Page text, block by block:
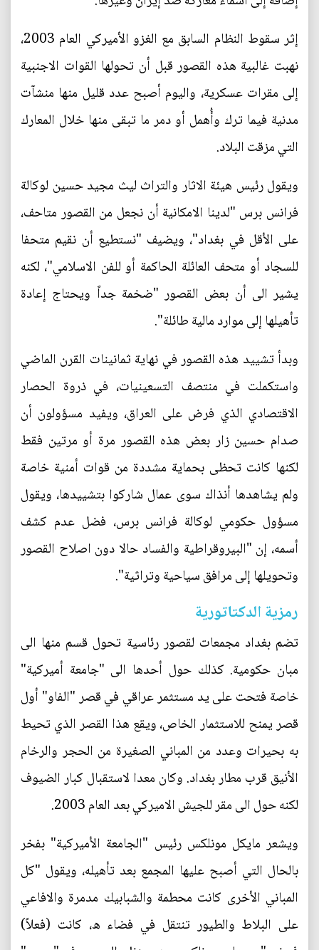
إثر سقوط النظام السابق مع الغزو الأميركي العام 2003،
نهبت غالبية هذه القصور قبل أن تحولها القوات الاجنبية
إلى مقرات عسكرية، واليوم أصبح عدد قليل منها منشآت
مدنية فيما ترك وأُهمل أو دمر ما تبقى منها خلال المعارك
التي مزقت البلاد.
ويقول رئيس هيئة الاثار والتراث ليث مجيد حسين لوكالة
فرانس برس "لدينا الامكانية أن نجعل من القصور متاحف،
على الأقل في بغداد"، ويضيف "نستطيع أن نقيم متحفا
للسجاد أو متحف العائلة الحاكمة أو للفن الاسلامي"، لكنه
يشير الى أن بعض القصور "ضخمة جداً ويحتاج إعادة
تأهيلها إلى موارد مالية طائلة".
وبدأ تشييد هذه القصور في نهاية ثمانينات القرن الماضي
واستكملت في منتصف التسعينيات، في ذروة الحصار
الاقتصادي الذي فرض على العراق، ويفيد مسؤولون أن
صدام حسين زار بعض هذه القصور مرة أو مرتين فقط
لكنها كانت تحظى بحماية مشددة من قوات أمنية خاصة
ولم يشاهدها أنذاك سوى عمال شاركوا بتشييدها، ويقول
مسؤول حكومي لوكالة فرانس برس، فضل عدم كشف
أسمه، إن "البيروقراطية والفساد حالا دون اصلاح القصور
وتحويلها إلى مرافق سياحية وتراثية".
رمزية الدكتاتورية
تضم بغداد مجمعات لقصور رئاسية تحول قسم منها الى
مبان حكومية. كذلك حول أحدها الى "جامعة أميركية"
خاصة فتحت على يد مستثمر عراقي في قصر "الفاو" أول
قصر يمنح للاستثمار الخاص، ويقع هذا القصر الذي تحيط
به بحيرات وعدد من المباني الصغيرة من الحجر والرخام
الأنيق قرب مطار بغداد. وكان معدا لاستقبال كبار الضيوف
لكنه حول الى مقر للجيش الاميركي بعد العام 2003.
ويشعر مايكل مونلكس رئيس "الجامعة الأميركية" بفخر
بالحال التي أصبح عليها المجمع بعد تأهيله، ويقول "كل
المباني الأخرى كانت محطمة والشبابيك مدمرة والافاعي
على البلاط والطيور تنتقل في فضاء ه، كانت (فعلاً)